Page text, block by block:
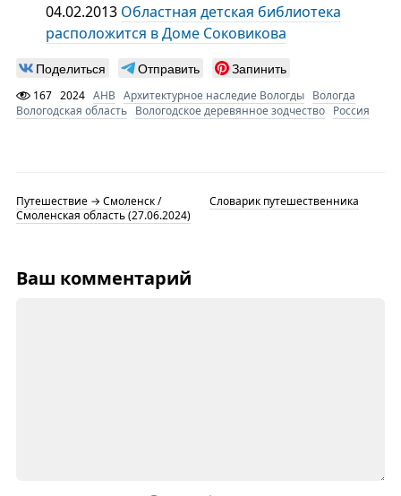
04.02.2013 Областная детская библиотека
расположится в Доме Соковикова
Поделиться Отправить Запинить
167 2024 АНВ Архитектурное наследие Вологды Вологда
Вологодская область Вологодское деревянное зодчество Россия
Путешествие → Смоленск /
Смоленская область (27.06.2024)
Словарик путешественника
Ваш комментарий